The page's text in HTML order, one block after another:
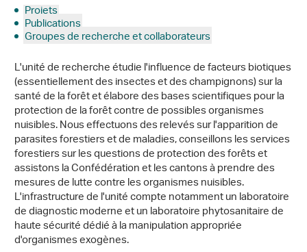
Projets
Publications
Groupes de recherche et collaborateurs
L'unité de recherche étudie l'influence de facteurs biotiques
(essentiellement des insectes et des champignons) sur la
santé de la forêt et élabore des bases scientifiques pour la
protection de la forêt contre de possibles organismes
nuisibles. Nous effectuons des relevés sur l'apparition de
parasites forestiers et de maladies, conseillons les services
forestiers sur les questions de protection des forêts et
assistons la Confédération et les cantons à prendre des
mesures de lutte contre les organismes nuisibles.
L'infrastructure de l'unité compte notamment un laboratoire
de diagnostic moderne et un laboratoire phytosanitaire de
haute sécurité dédié à la manipulation appropriée
d'organismes exogènes.